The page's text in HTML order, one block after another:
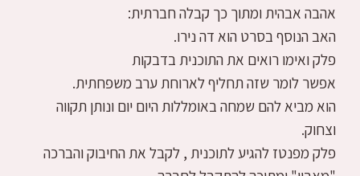
אהבה אבהית ומתוך כך קבלה חברתית:
האב הנוסף בסרט הוא דה נירו.
פלק ואימו רואים את התוכנית בדבקות
אפשר לומר שזה תחליף לארוחת ערב משפחתית.
הוא מביא להם שמחה באומללות היום יום ונותן תקווה
וצחוק.
פלק מפנטז להגיע לתוכנית , לקבל את החיבוק והברכה